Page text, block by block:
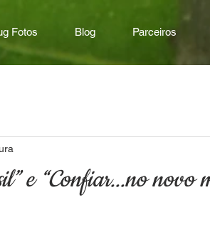
Fotos Blog Parceiros
e “Confiar...no novo